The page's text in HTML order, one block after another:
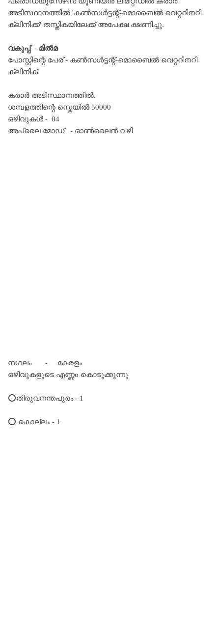
അടിസ്ഥാനത്തിൽ 'കൺസൾട്ടന്റ്-മൊബൈൽ വെറ്ററിനറി
ക്ലിനിക്ക്' തസ്തികയിലേക്ക് അപേക്ഷ ക്ഷണിച്ചു.
വകുപ്പ് - മിൽമ
പോസ്റ്റിന്റെ പേര് - കൺസൾട്ടന്റ്-മൊബൈൽ വെറ്ററിനറി
ക്ലിനിക്
കരാർ അടിസ്ഥാനത്തിൽ.
ശമ്പളത്തിന്റെ സ്കെയിൽ 50000
ഒഴിവുകൾ - 04
അപ്ലൈ മോഡ് - ഓൺലൈൻ വഴി
സ്ഥലം - കേരളം
ഒഴിവുകളുടെ എണ്ണo കൊടുക്കുന്നു
⭕️തിരുവനന്തപുരം - 1
⭕️ കൊല്ലം - 1